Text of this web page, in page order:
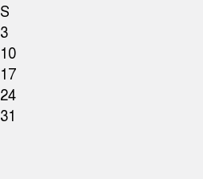
S
3
10
17
24
31